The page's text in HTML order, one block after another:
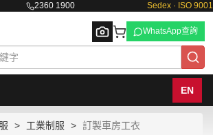
2360 1900 Sedex · ISO 9001
Browse
WhatsApp查詢
EN
工業制服 訂製車房工衣